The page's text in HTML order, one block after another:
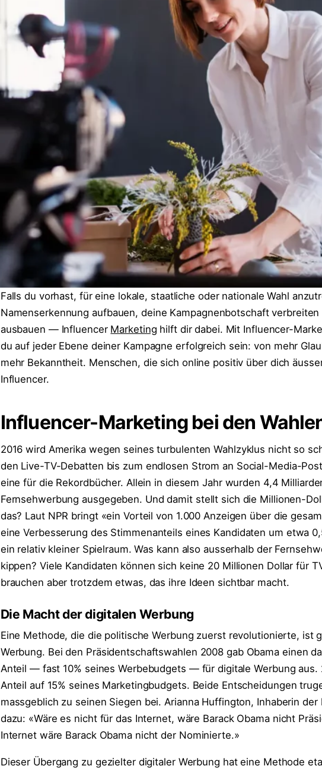
Falls du vorhast, für eine lokale, staatliche oder nationale Wahl
Namenserkennung aufbauen, deine Kampagnenbotschaft
ausbauen — Influencer Marketing hilft dir dabei. Mit Influencer-
du auf jeder Ebene deiner Kampagne erfolgreich sein: von mehr
mehr Bekanntheit. Menschen, die sich online positiv über dich
Influencer.
Influencer-Marketing bei den
2016 wird Amerika wegen seines turbulenten Wahlzyklus nicht so
den Live-TV-Debatten bis zum endlosen Strom an Social-Media-
eine für die Rekordbücher. Allein in diesem Jahr wurden 4,4
Fernsehwerbung ausgegeben. Und damit stellt sich die Millionen-
das? Laut NPR bringt «ein Vorteil von 1.000 Anzeigen über die
eine Verbesserung des Stimmenanteils eines Kandidaten um etwa
ein relativ kleiner Spielraum. Was kann also ausserhalb der
kippen? Viele Kandidaten können sich keine 20 Millionen Dollar für
brauchen aber trotzdem etwas, das ihre Ideen sichtbar macht.
Die Macht der digitalen Werbung
Eine Methode, die die politische Werbung zuerst revolutionierte, ist
Werbung. Bei den Präsidentschaftswahlen 2008 gab Obama einen
Anteil — fast 10% seines Werbebudgets — für digitale Werbung aus.
Anteil auf 15% seines Marketingbudgets. Beide Entscheidungen
massgeblich zu seinen Siegen bei. Arianna Huffington, Inhaberin
dazu: «Wäre es nicht für das Internet, wäre Barack Obama nicht
Internet wäre Barack Obama nicht der Nominierte.»
Dieser Übergang zu gezielter digitaler Werbung hat eine Methode